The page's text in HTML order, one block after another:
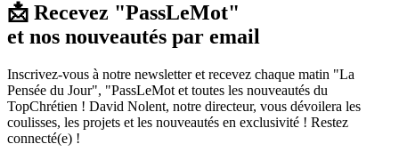
📩 Recevez "PassLeMot"
et nos nouveautés par email
Inscrivez-vous à notre newsletter et recevez chaque matin "La
Pensée du Jour", "PassLeMot et toutes les nouveautés du
TopChrétien ! David Nolent, notre directeur, vous dévoilera les
coulisses, les projets et les nouveautés en exclusivité ! Restez
connecté(e) !